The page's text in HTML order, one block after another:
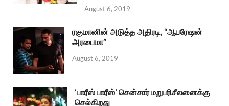
August 6, 2019
ரகுமானின் அடுத்த அதிரடி, “ஆபரேஷன்
அரபைமா”
August 6, 2019
‘பாரீஸ் பாரீஸ்’ சென்சார் மறுபரிசீலனைக்கு
செல்கிறது